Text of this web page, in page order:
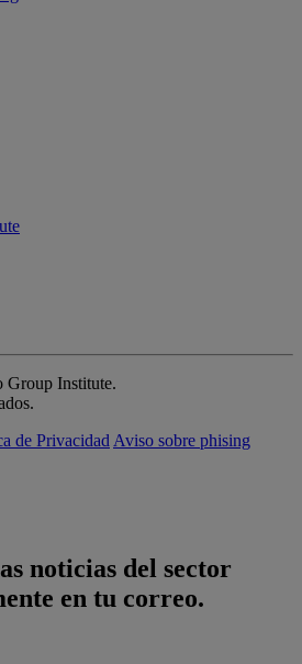
Institute.
de Privacidad Aviso sobre phising
noticias del sector
en tu correo.